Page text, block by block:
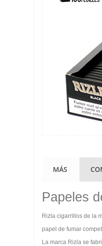
MÁS
Papeles
Rizla cigarrillos de la
papel de fumar
La marca Rizla se